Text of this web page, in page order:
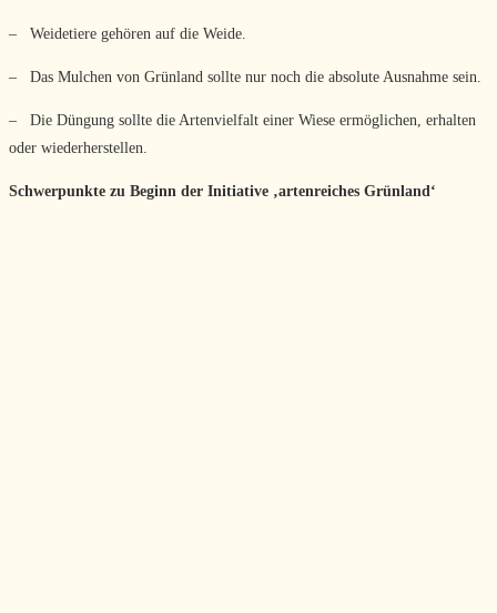
– Weidetiere gehören auf die Weide.
– Das Mulchen von Grünland sollte nur noch die absolute Ausnahme sein.
– Die Düngung sollte die Artenvielfalt einer Wiese ermöglichen, erhalten
oder wiederherstellen.
Schwerpunkte zu Beginn der Initiative ‚artenreiches Grünland‘